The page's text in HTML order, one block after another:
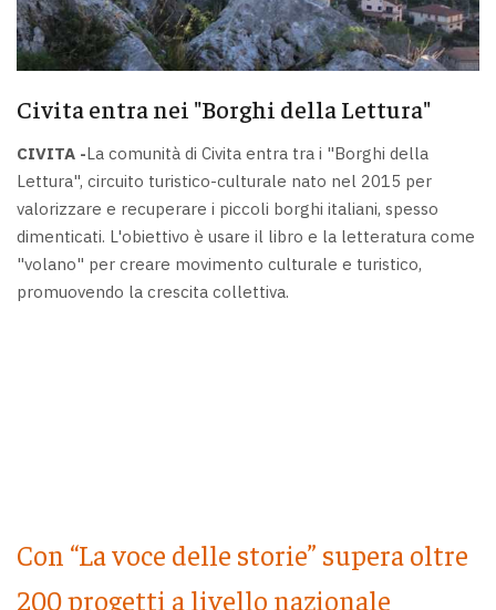
Civita entra nei "Borghi della Lettura"
CIVITA -La comunità di Civita entra tra i "Borghi della
Lettura", circuito turistico-culturale nato nel 2015 per
valorizzare e recuperare i piccoli borghi italiani, spesso
dimenticati. L'obiettivo è usare il libro e la letteratura come
"volano" per creare movimento culturale e turistico,
promuovendo la crescita collettiva.
Con “La voce delle storie” supera oltre
200 progetti a livello nazionale